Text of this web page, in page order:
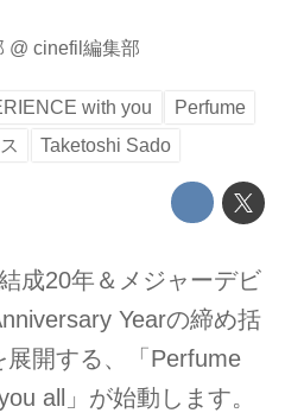
@ cinefil編集部
with you
Perfume
Taketoshi Sado
成20年＆メジャーデビ
Yearの締め括
展開する、「Perfume
all」が始動します。